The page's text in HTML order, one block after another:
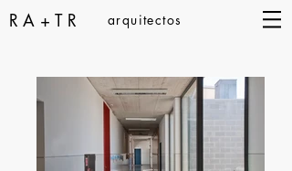
RA+TR arquitectos